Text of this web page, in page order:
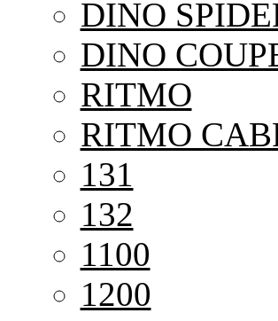
DINO
DINO
RITMO
RITMO
131
132
1100
1200